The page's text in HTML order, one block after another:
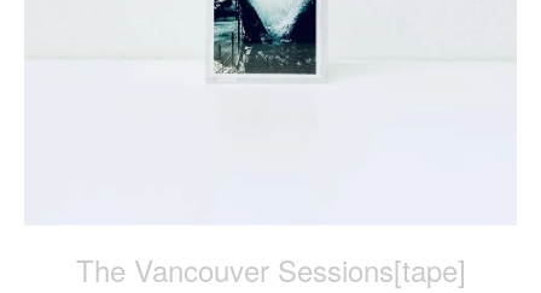
The Vancouver Sessions[tape]